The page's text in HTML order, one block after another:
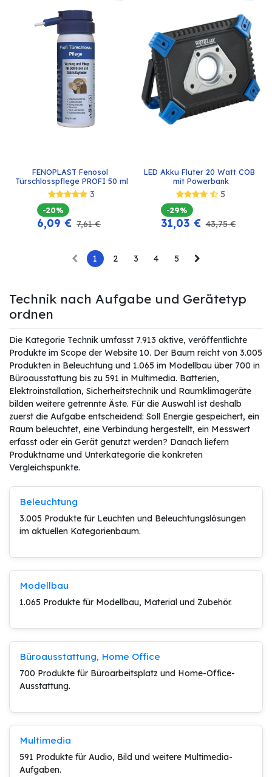
FENOPLAST Fenosol
Türschlosspflege PROFI 50 ml
3
-20%
6,09 € 7,61€
LED Akku Fluter 20 Watt COB
mit Powerbank
5
-29%
31,03 € 43,75€
1 2 3 4 5
Technik nach Aufgabe und Gerätetyp
ordnen
Die Kategorie Technik umfasst 7.913 aktive, veröffentlichte
Produkte im Scope der Website 10. Der Baum reicht von 3.005
Produkten in Beleuchtung und 1.065 im Modellbau über 700 in
Büroausstattung bis zu 591 in Multimedia. Batterien,
Elektroinstallation, Sicherheitstechnik und Raumklimageräte
bilden weitere getrennte Äste. Für die Auswahl ist deshalb
zuerst die Aufgabe entscheidend: Soll Energie gespeichert, ein
Raum beleuchtet, eine Verbindung hergestellt, ein Messwert
erfasst oder ein Gerät genutzt werden? Danach liefern
Produktname und Unterkategorie die konkreten
Vergleichspunkte.
Beleuchtung
3.005 Produkte für Leuchten und Beleuchtungslösungen
im aktuellen Kategorienbaum.
Modellbau
1.065 Produkte für Modellbau, Material und Zubehör.
Büroausstattung, Home Office
700 Produkte für Büroarbeitsplatz und Home-Office-
Ausstattung.
Multimedia
591 Produkte für Audio, Bild und weitere Multimedia-
Aufgaben.